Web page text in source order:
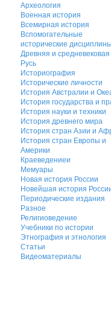
Археология
Военная история
Всемирная история
Вспомогательные
исторические дисциплины
Древняя и средневековая
Русь
Историография
Исторические личности
История Австралии и
История государства и
История науки и техники
История древнего мира
История стран Азии и
История стран Европы и
Америки
Краеведениеи
Мемуары
Новая история России
Новейшая история
Периодические издания
Разное
Религиоведение
Учебники по истории
Этнография и этнология
Статьи
Видеоматериалы